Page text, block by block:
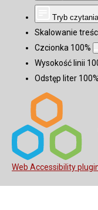
Tryb czytania
Skalowanie
Czcionka 100%
Wysokość linii
Odstęp liter 100%
Web Accessibility